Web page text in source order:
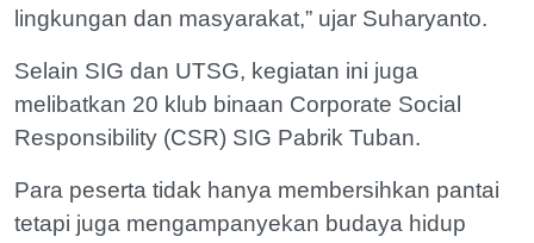
lingkungan dan masyarakat,” ujar Suharyanto.
Selain SIG dan UTSG, kegiatan ini juga
melibatkan 20 klub binaan Corporate Social
Responsibility (CSR) SIG Pabrik Tuban.
Para peserta tidak hanya membersihkan pantai
tetapi juga mengampanyekan budaya hidup